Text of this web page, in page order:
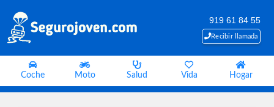
919 61 84 55
Recibir llamada
Coche Moto Salud Vida Hogar